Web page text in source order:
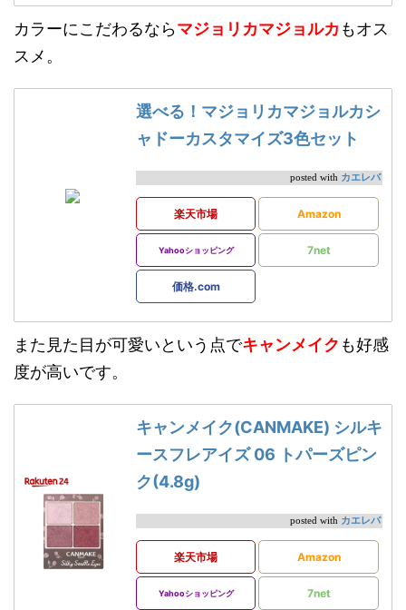
カラーにこだわるならマジョリカマジョルカ もオス
スメ。
選べる！マジョリカマジョルカシ
ャドーカスタマイズ3色セット
posted with カエレバ
楽天市場 Amazon
Yahooショッピング 7net
価格.com
また見た目が可愛いという点でキャンメイク も好感
度が高いです。
キャンメイク(CANMAKE) シルキ
ースフレアイズ 06 トパーズピン
ク(4.8g)
posted with カエレバ
楽天市場 Amazon
Yahooショッピング 7net